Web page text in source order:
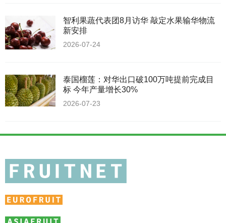
智利果蔬代表团8月访华 敲定水果输华物流
新安排
2026-07-24
泰国榴莲：对华出口破100万吨提前完成目
标 今年产量增长30%
2026-07-23